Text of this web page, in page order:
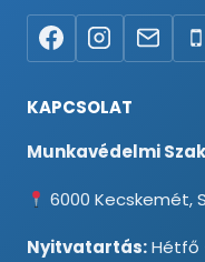
KAPCSOLAT
Munkavédelmi
6000 Kecskemét,
Nyitvatartás:Hétfő